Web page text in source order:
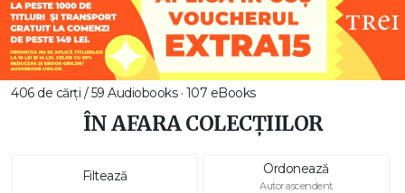
406 de cărți / 59 Audiobooks · 107 eBooks
ÎN AFARA COLECȚIILOR
Filtează Ordonează
Autor ascendent